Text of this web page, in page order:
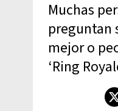
Muchas
preguntan
mejor o
‘Ring